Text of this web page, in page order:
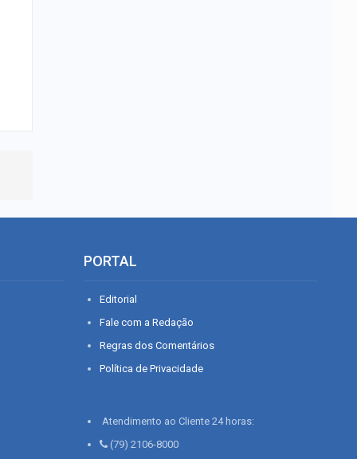
PORTAL
Editorial
Fale com a Redação
Regras dos Comentários
Política de Privacidade
Atendimento ao Cliente 24 horas:
(79) 2106-8000